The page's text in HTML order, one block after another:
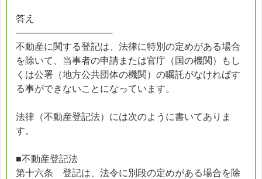
答え
───────────────
不動産に関する登記は、法律に特別の定めがある場合
を除いて、当事者の申請または官庁（国の機関）もし
くは公署（地方公共団体の機関）の嘱託がなければす
る事ができないことになっています。
法律（不動産登記法）には次のように書いてありま
す。
■不動産登記法
第十六条 登記は、法令に別段の定めがある場合を除